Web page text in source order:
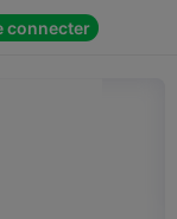
connecter